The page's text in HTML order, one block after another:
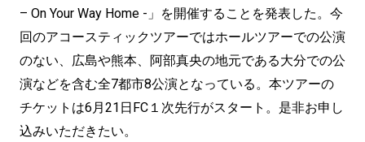
– On Your Way Home -」を開催することを発表した。今
回のアコースティックツアーではホールツアーでの公演
のない、広島や熊本、阿部真央の地元である大分での公
演などを含む全7都市8公演となっている。本ツアーの
チケットは6月21日FC１次先行がスタート。是非お申し
込みいただきたい。